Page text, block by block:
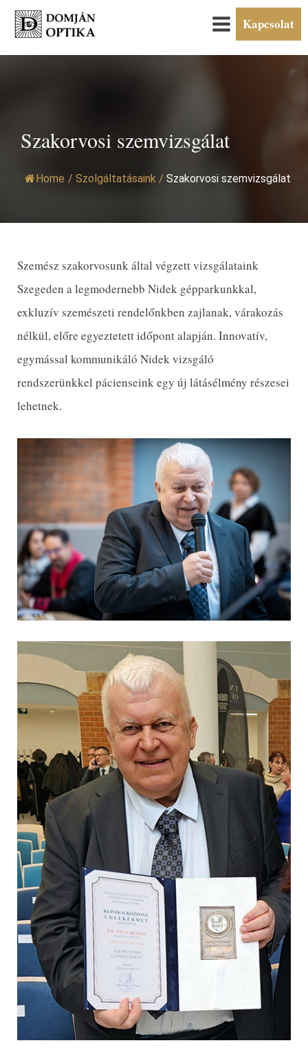
Kapcsolat
Szakorvosi szemvizsgálat
Home / Szolgáltatásaink / Szakorvosi szemvizsgálat
Szemész szakorvosunk által végzett vizsgálataink
Szegeden a legmodernebb Nidek gépparkunkkal,
exkluzív szemészeti rendelőnkben zajlanak, várakozás
nélkül, előre egyeztetett időpont alapján. Innovatív,
egymással kommunikáló Nidek vizsgáló
rendszerünkkel pácienseink egy új látásélmény részesei
lehetnek.